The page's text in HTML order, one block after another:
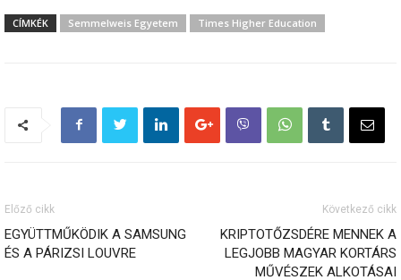
CÍMKÉK Semmelweis Egyetem Times Higher Education
Előző cikk
EGYÜTTMŰKÖDIK A SAMSUNG
ÉS A PÁRIZSI LOUVRE
Következő cikk
KRIPTOTŐZSDÉRE MENNEK A
LEGJOBB MAGYAR KORTÁRS
MŰVÉSZEK ALKOTÁSAI